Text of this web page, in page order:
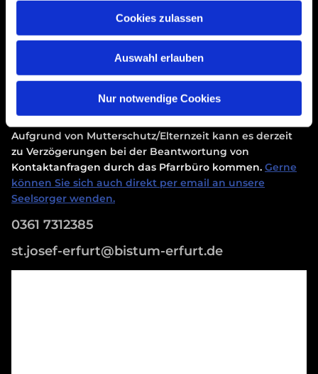
Cookies zulassen
Auswahl erlauben
Nur notwendige Cookies
Erklärung zur Barrierefreiheit
Kontakt aufnehmen
Aufgrund von Mutterschutz/Elternzeit kann es derzeit
zu Verzögerungen bei der Beantwortung von
Kontaktanfragen durch das Pfarrbüro kommen. Gerne
können Sie sich auch direkt per email an unsere
Seelsorger wenden.
0361 7312385
st.josef-erfurt@bistum-erfurt.de